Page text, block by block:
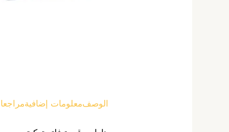
الوصفمعلومات إضافية